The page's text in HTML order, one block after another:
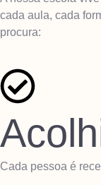
cada aula, cada
procura:
Cada pessoa é